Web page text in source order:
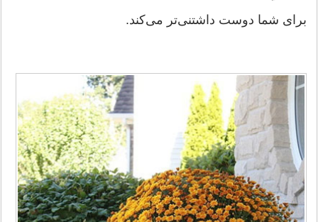
برای شما دوست داشتنی‌تر می‌کند.